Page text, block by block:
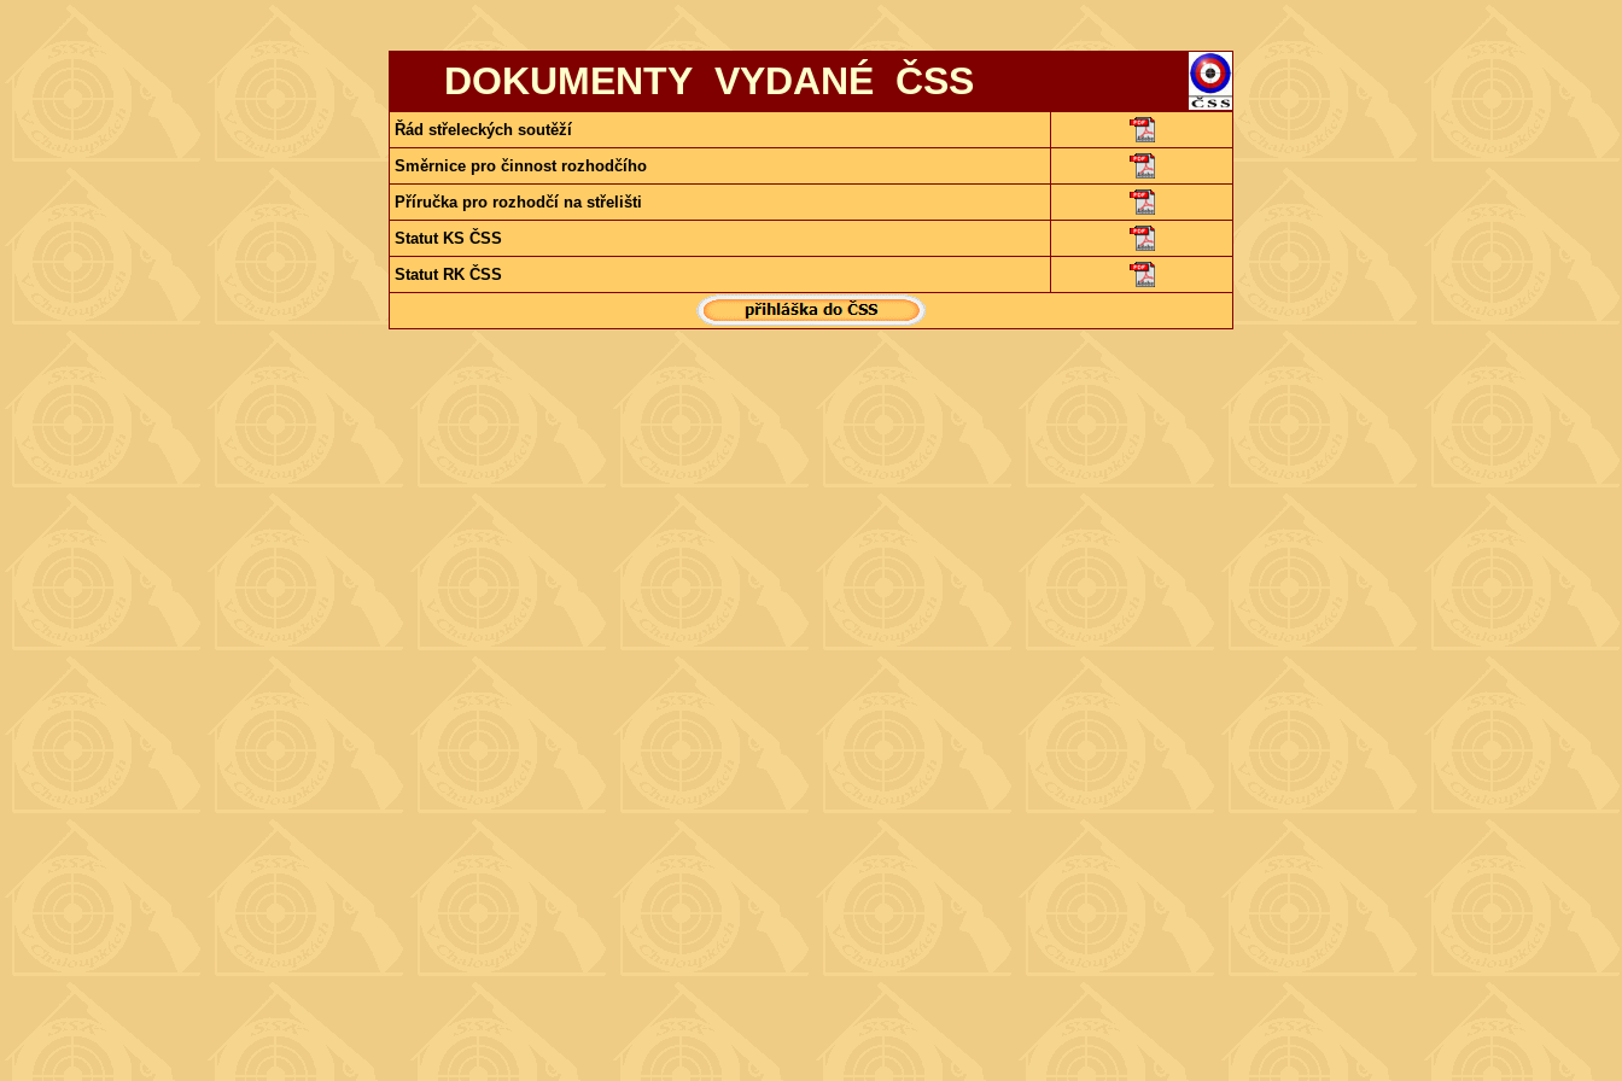
DOKUMENTY VYDANÉ ČSS
Řád střeleckých soutěží
Směrnice pro činnost rozhodčího
Příručka pro rozhodčí na střelišti
Statut KS ČSS
Statut RK ČSS